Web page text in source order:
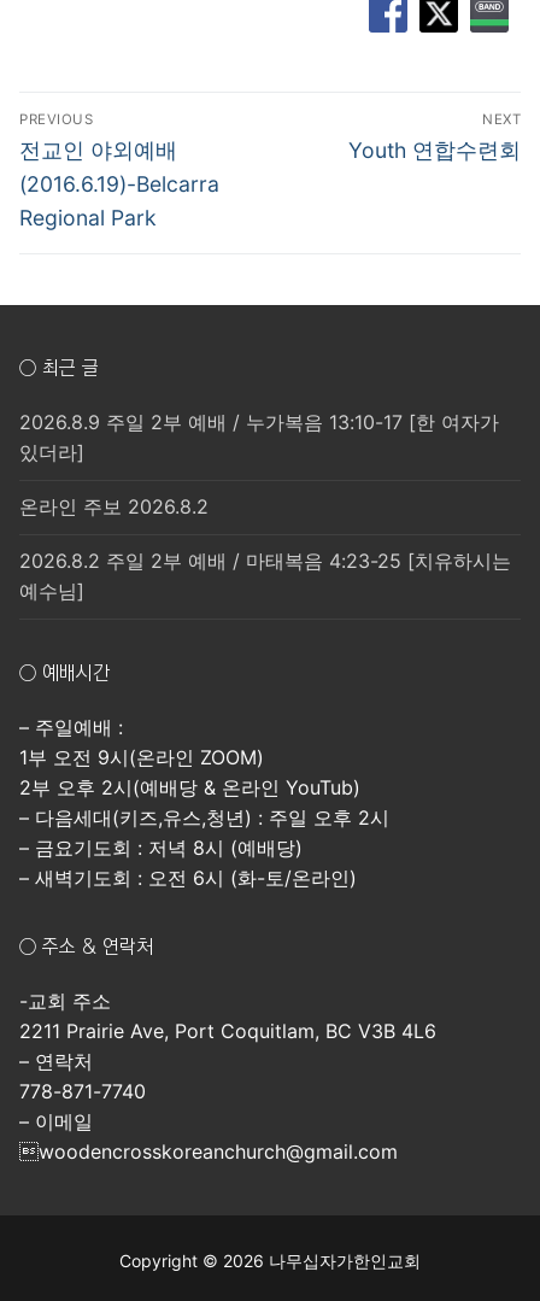
글
탐
색
PREVIOUS
Previous
post:
전교인 야외예배
(2016.6.19)-Belcarra
Regional Park
NEXT
Next
Youth 연합수련회
○ 최근 글
2026.8.9 주일 2부 예배 / 누가복음 13:10-17 [한 여자가
있더라]
온라인 주보 2026.8.2
2026.8.2 주일 2부 예배 / 마태복음 4:23-25 [치유하시는
예수님]
○ 예배시간
– 주일예배 :
1부 오전 9시(온라인 ZOOM)
2부 오후 2시(예배당 & 온라인 YouTub)
– 다음세대(키즈,유스,청년) : 주일 오후 2시
– 금요기도회 : 저녁 8시 (예배당)
– 새벽기도회 : 오전 6시 (화-토/온라인)
○ 주소 & 연락처
-교회 주소
2211 Prairie Ave, Port Coquitlam, BC V3B 4L6
– 연락처
778-871-7740
– 이메일
woodencrosskoreanchurch@gmail.com
Copyright © 2026 나무십자가한인교회